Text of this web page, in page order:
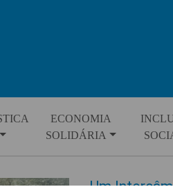
ECONOMIA
SOLIDÁRIA
Um